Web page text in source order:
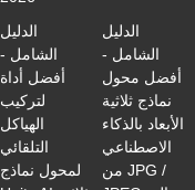
الدليل
الشامل -
أفضل أداة
لتركيب
الهياكل
التلقائي
لمحول نماذج
الدليل
الشامل -
أفضل محول
نماذج ثلاثية
الأبعاد بالذكاء
الاصطناعي
من JPG /